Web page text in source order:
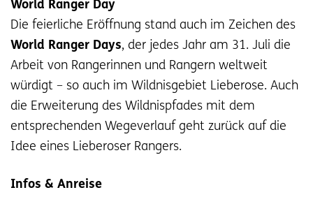
World Ranger Day
Die feierliche Eröffnung stand auch im Zeichen des
World Ranger Days, der jedes Jahr am 31. Juli die
Arbeit von Rangerinnen und Rangern weltweit
würdigt – so auch im Wildnisgebiet Lieberose. Auch
die Erweiterung des Wildnispfades mit dem
entsprechenden Wegeverlauf geht zurück auf die
Idee eines Lieberoser Rangers.
Infos & Anreise